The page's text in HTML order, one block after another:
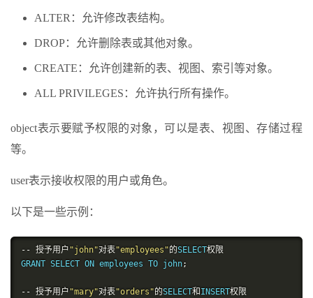
ALTER：允许修改表结构。
DROP：允许删除表或其他对象。
CREATE：允许创建新的表、视图、索引等对象。
ALL PRIVILEGES：允许执行所有操作。
object表示要赋予权限的对象，可以是表、视图、存储过程
等。
user表示接收权限的用户或角色。
以下是一些示例：
-- 授予用户 "john"对表"employees"的SELECT权限
GRANT SELECT ON employees TO john;
-- 授予用户 "mary"对表"orders"的SELECT和 INSERT权限